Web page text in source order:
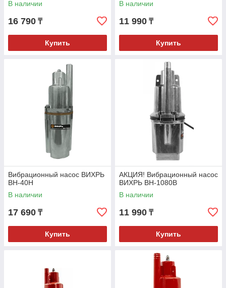
В наличии
16 790 ₸
Купить
В наличии
11 990 ₸
Купить
Вибрационный насос ВИХРЬ
ВН-40Н
В наличии
17 690 ₸
Купить
АКЦИЯ! Вибрационный насос
ВИХРЬ ВН-1080В
В наличии
11 990 ₸
Купить